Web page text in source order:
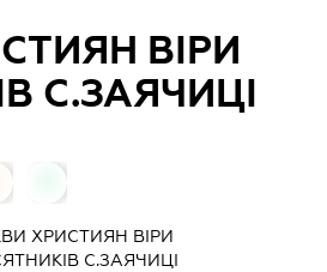
ВІРИ
С.ЗАЯЧИЦІ
ХРИСТИЯН ВІРИ
С.ЗАЯЧИЦІ